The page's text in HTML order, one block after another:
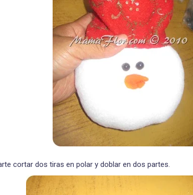
cortar dos tiras en polar y doblar en dos partes.